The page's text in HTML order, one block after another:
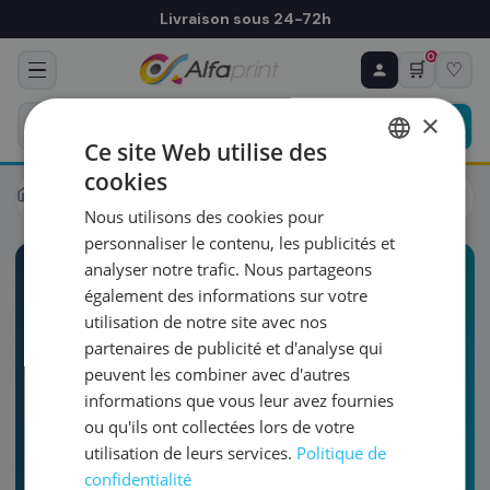
Livraison sous 24-72h
🛒
0
♡
Maintenance & Dépannage
PILIER 2 · GUIDE COMPLET
Maintenance &Dépannage
Imprimante
♻ COMMANDE RÉCURRENTE
Prévoyez & économisez
Programmez votre prochain achat — notre équipe
vous prépare un devis personnalisé
RÉFÉRENCE DU PRODUIT
FRÉQUENCE
QUANTITÉ PAR LIVRAISON
DATE DE PREMIÈRE LIVRAISON SOUHAITÉE
×
Ce site Web utilise des
cookies
Nous utilisons des cookies pour
personnaliser le contenu, les publicités et
analyser notre trafic. Nous partageons
également des informations sur votre
utilisation de notre site avec nos
partenaires de publicité et d'analyse qui
peuvent les combiner avec d'autres
informations que vous leur avez fournies
ou qu'ils ont collectées lors de votre
utilisation de leurs services. Politique de
confidentialité